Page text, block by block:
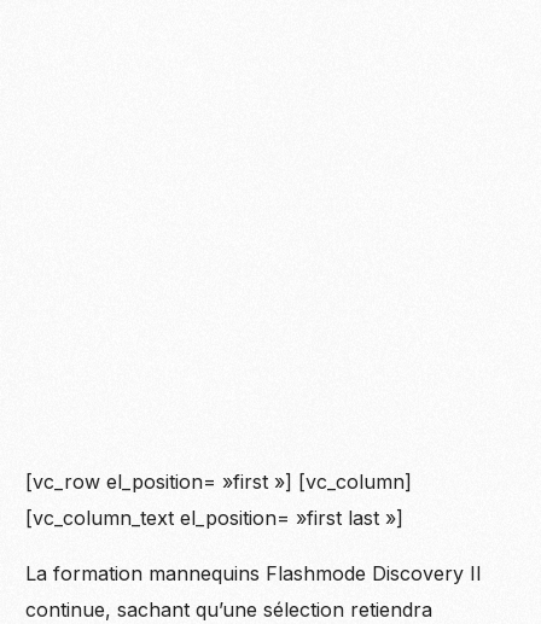
[vc_row el_position= »first »] [vc_column]
[vc_column_text el_position= »first last »]
La formation mannequins Flashmode Discovery II
continue, sachant qu’une sélection retiendra